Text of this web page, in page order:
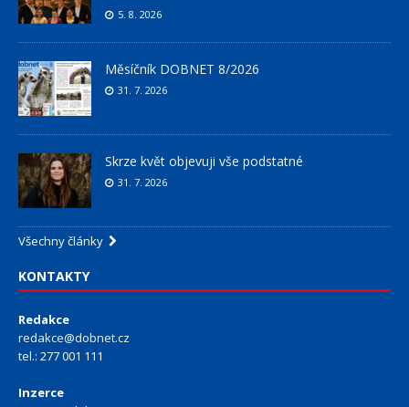
5. 8. 2026
Měsíčník DOBNET 8/2026
31. 7. 2026
Skrze květ objevuji vše podstatné
31. 7. 2026
Všechny články
KONTAKTY
Redakce
redakce@dobnet.cz
tel.: 277 001 111
Inzerce